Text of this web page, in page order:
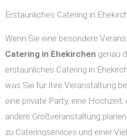
Erstaunliches Catering in
Wenn Sie eine besondere
Catering in Ehekirchen genau
erstaunliches Catering in
was Sie für Ihre Veranstaltung
eine private Party, eine
andere Großveranstaltung
zu Cateringservices und einer